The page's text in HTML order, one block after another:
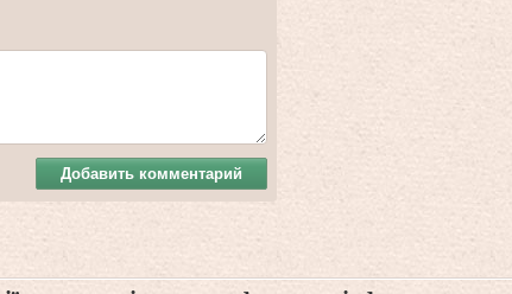
Добавить комментарий